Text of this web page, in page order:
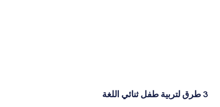
3 طرق لتربية طفل ثنائي اللغة